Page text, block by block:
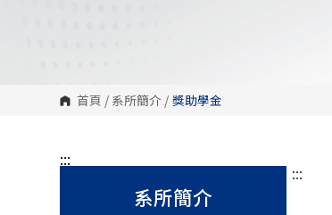
首頁 / 系所簡介 / 獎助學金
:::
系所簡介
:::